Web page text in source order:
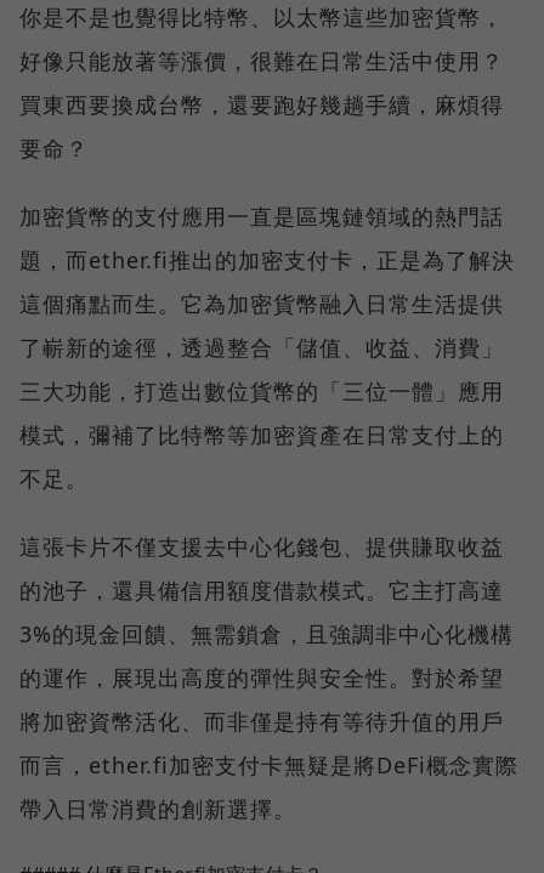
你是不是也覺得比特幣、以太幣這些加密貨幣，
好像只能放著等漲價，很難在日常生活中使用？
買東西要換成台幣，還要跑好幾趟手續，麻煩得
要命？
加密貨幣的支付應用一直是區塊鏈領域的熱門話
題，而ether.fi推出的加密支付卡，正是為了解決
這個痛點而生。它為加密貨幣融入日常生活提供
了嶄新的途徑，透過整合「儲值、收益、消費」
三大功能，打造出數位貨幣的「三位一體」應用
模式，彌補了比特幣等加密資產在日常支付上的
不足。
這張卡片不僅支援去中心化錢包、提供賺取收益
的池子，還具備信用額度借款模式。它主打高達
3%的現金回饋、無需鎖倉，且強調非中心化機構
的運作，展現出高度的彈性與安全性。對於希望
將加密資幣活化、而非僅是持有等待升值的用戶
而言，ether.fi加密支付卡無疑是將DeFi概念實際
帶入日常消費的創新選擇。